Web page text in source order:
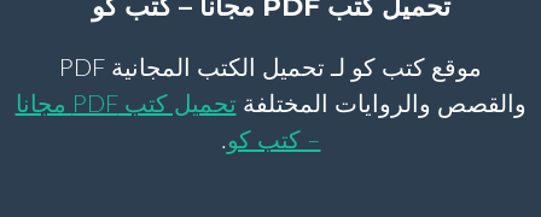
موقع كتب كو لـ تحميل الكتب المجانية PDF
والقصص والروايات المختلفة
تحميل كتب PDF مجانا
– كتب كو.